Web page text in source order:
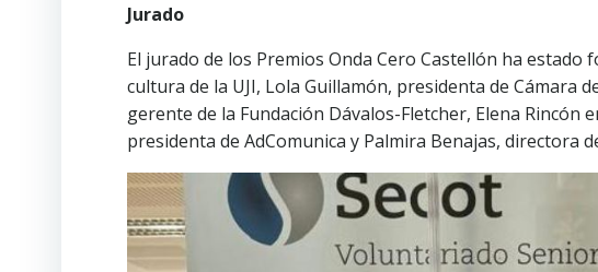
Jurado
El jurado de los Premios Onda Cero Castellón ha
cultura de la UJI, Lola Guillamón, presidenta de Cámara
gerente de la Fundación Dávalos-Fletcher, Elena Rincón
presidenta de AdComunica y Palmira Benajas, directora